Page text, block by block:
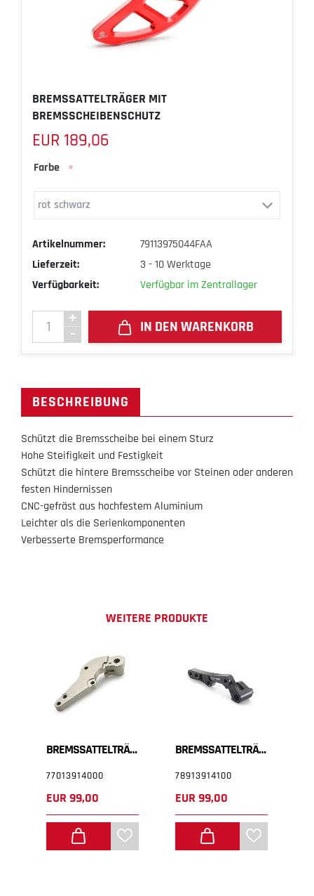
BREMSSATTELTRÄGER MIT
BREMSSCHEIBENSCHUTZ
EUR 189,06
Farbe *
Artikelnummer:
79113975044FAA
Lieferzeit:
3 - 10 Werktage
Verfügbarkeit:
Verfügbar im Zentrallager
IN DEN WARENKORB
BESCHREIBUNG
Schützt die Bremsscheibe bei einem Sturz
Hohe Steifigkeit und Festigkeit
Schützt die hintere Bremsscheibe vor Steinen oder anderen
festen Hindernissen
CNC-gefräst aus hochfestem Aluminium
Leichter als die Serienkomponenten
Verbesserte Bremsperformance
WEITERE PRODUKTE
BREMSSATTELTRÄGER
77013914000
EUR 99,00
BREMSSATTELTRÄGER
78913914100
EUR 99,00